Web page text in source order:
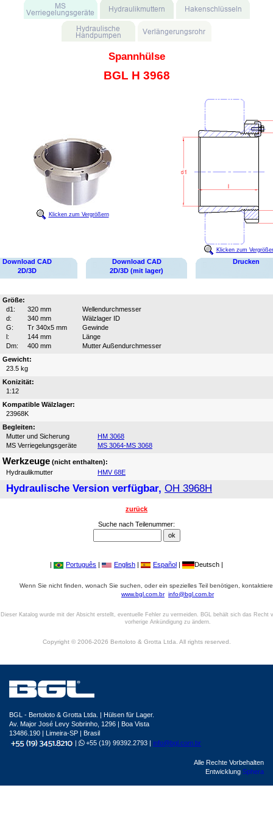
Spannhülse
BGL H 3968
Klicken zum Vergrößern
Klicken zum
Download CAD
2D/3D
Download CAD
2D/3D (mit lager)
Drucken
Größe:
d1:
320 mm
Wellendurchmesser
d:
340 mm
Wälzlager ID
G:
Tr 340x5 mm
Gewinde
l:
144 mm
Länge
Dm:
400 mm
Mutter Außendurchmesser
Gewicht:
23.5 kg
Konizität:
1:12
Kompatible Wälzlager:
23968K
Begleiten:
Mutter und Sicherung
HM 3068
MS Verriegelungsgeräte
MS 3064-MS 3068
Werkzeuge (nicht enthalten):
Hydraulikmutter
HMV 68E
Hydraulische Version verfügbar, OH 3968H
zurück
Suche nach Teilenummer:
| Português | English | Español | Deutsch |
Wenn Sie nicht finden, wonach Sie suchen, oder ein spezielles Teil benötigen,
www.bgl.com.br info@bgl.com.br
Dieser Katalog wurde mit der Absicht erstellt, eventuelle Fehler zu vermeiden. BGL behält sich das Recht
vorherige Ankündigung zu ändern.
Copyright © 2006-2026 Bertoloto & Grotta Ltda. All rights reserved.
BGL - Bertoloto & Grotta Ltda. | Hülsen für Lager.
Av. Major José Levy Sobrinho, 1296 | Boa Vista
13486.190 | Limeira-SP | Brasil
|
+55 (19) 99392.2793 | info@bgl.com.br
Alle Rechte Vorbehalten
Entwicklung Sphera